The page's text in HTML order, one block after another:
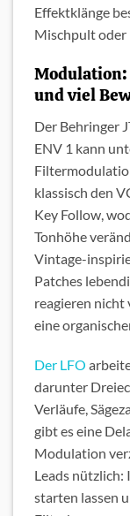
Effektklänge
Mischpult oder
Modulation:
und viel
Der Behringer
ENV 1 kann
klassisch den
Key Follow,
Tonhöhe
Vintage-
Patches
reagieren nicht
eine
Der LFO
darunter
Verläufe,
gibt es eine
Modulation
Leads nützlich:
starten lassen